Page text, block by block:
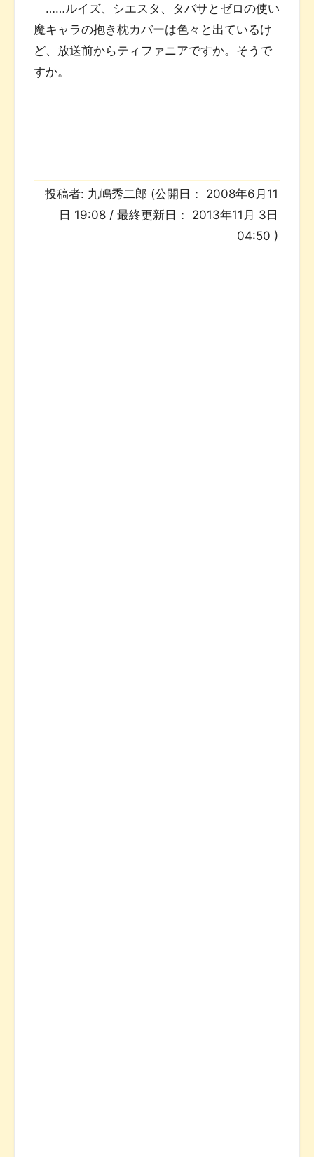
……ルイズ、シエスタ、タバサとゼロの使い
魔キャラの抱き枕カバーは色々と出ているけ
ど、放送前からティファニアですか。そうで
すか。
投稿者: 九嶋秀二郎 (公開日： 2008年6月11
日 19:08 / 最終更新日： 2013年11月 3日
04:50 )